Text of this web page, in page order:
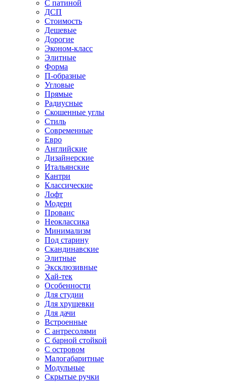
С патиной
ДСП
Стоимость
Дешевые
Дорогие
Эконом-класс
Элитные
Форма
П-образные
Угловые
Прямые
Радиусные
Скошенные углы
Стиль
Современные
Евро
Английские
Дизайнерские
Итальянские
Кантри
Классические
Лофт
Модерн
Прованс
Неоклассика
Минимализм
Под старину
Скандинавские
Элитные
Эксклюзивные
Хай-тек
Особенности
Для студии
Для хрущевки
Для дачи
Встроенные
С антресолями
С барной стойкой
С островом
Малогабаритные
Модульные
Скрытые ручки